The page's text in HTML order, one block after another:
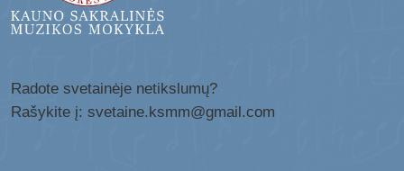
Radote svetainėje netikslumų?
Rašykite į: svetaine.ksmm@gmail.com